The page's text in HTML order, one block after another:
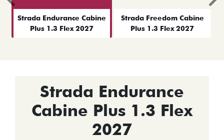
Strada Endurance Cabine
Plus 1.3 Flex 2027
Strada Freedom Cabine
Plus 1.3 Flex 2027
Anterior
Strada Endurance
Cabine Plus 1.3 Flex
2027